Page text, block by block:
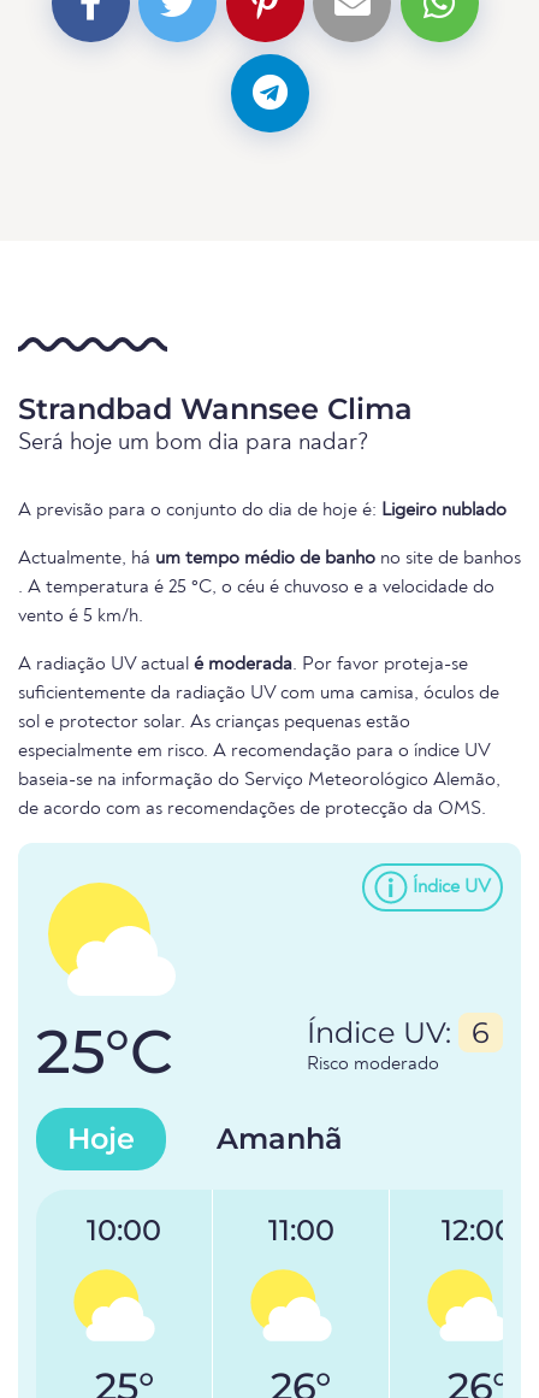
Strandbad Wannsee Clima
Será hoje um bom dia para nadar?
A previsão para o conjunto do dia de hoje é: Ligeiro nublado
Actualmente, há um tempo médio de banho no site de banhos
. A temperatura é 25 °C, o céu é chuvoso e a velocidade do
vento é 5 km/h.
A radiação UV actual é moderada. Por favor proteja-se
suficientemente da radiação UV com uma camisa, óculos de
sol e protector solar. As crianças pequenas estão
especialmente em risco. A recomendação para o índice UV
baseia-se na informação do Serviço Meteorológico Alemão,
de acordo com as recomendações de protecção da OMS.
Índice UV
25°C Índice UV: 6
Risco moderado
Hoje Amanhã
10:00
25°
11:00
26°
12:00
26°